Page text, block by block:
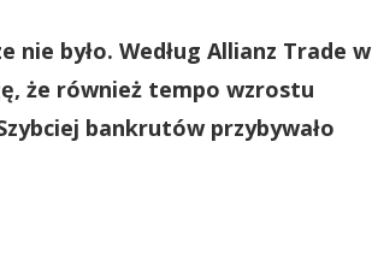
nie było. Według Allianz Trade w
że również tempo wzrostu
bankrutów przybywało